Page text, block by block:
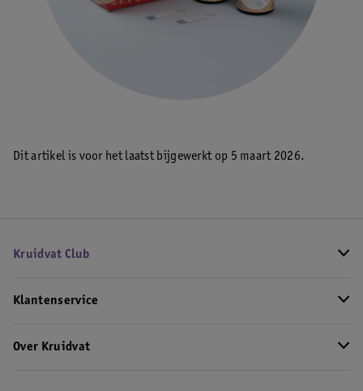
Dit artikel is voor het laatst bijgewerkt op 5 maart 2026.
Kruidvat Club
Klantenservice
Over Kruidvat